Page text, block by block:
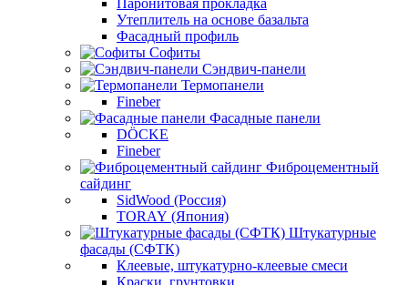
Паронитовая прокладка
Утеплитель на основе базальта
Фасадный профиль
Софиты
Сэндвич-панели
Термопанели
Fineber
Фасадные панели
DÖCKE
Fineber
Фиброцементный
сайдинг
SidWood (Россия)
TORAY (Япония)
Штукатурные
фасады (СФТК)
Клеевые, штукатурно-клеевые смеси
Краски, грунтовки